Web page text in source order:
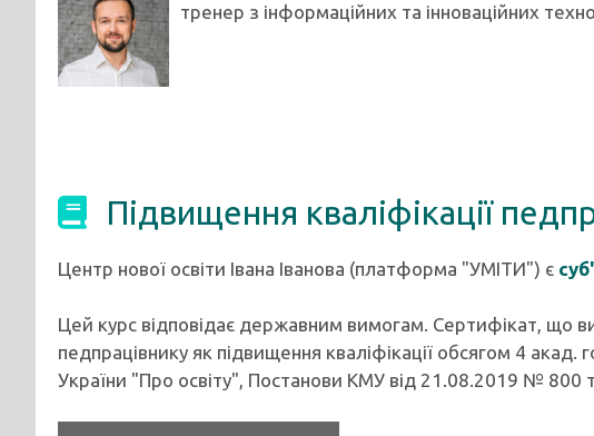
тренер з інформаційних та інноваційних
Підвищення кваліфікації
Центр нової освіти Івана Іванова (платформа "УМІТИ") є
Цей курс відповідає державним вимогам. Сертифікат, що
педпрацівнику як підвищення кваліфікації обсягом 4
України "Про освіту", Постанови КМУ від 21.08.2019 №